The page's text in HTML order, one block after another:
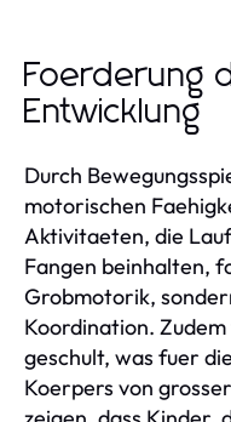
Foerderung
Entwicklung
Durch
motorischen
Aktivitaeten, die
Fangen beinhalten,
Grobmotorik,
Koordination.
geschult, was fuer
Koerpers von